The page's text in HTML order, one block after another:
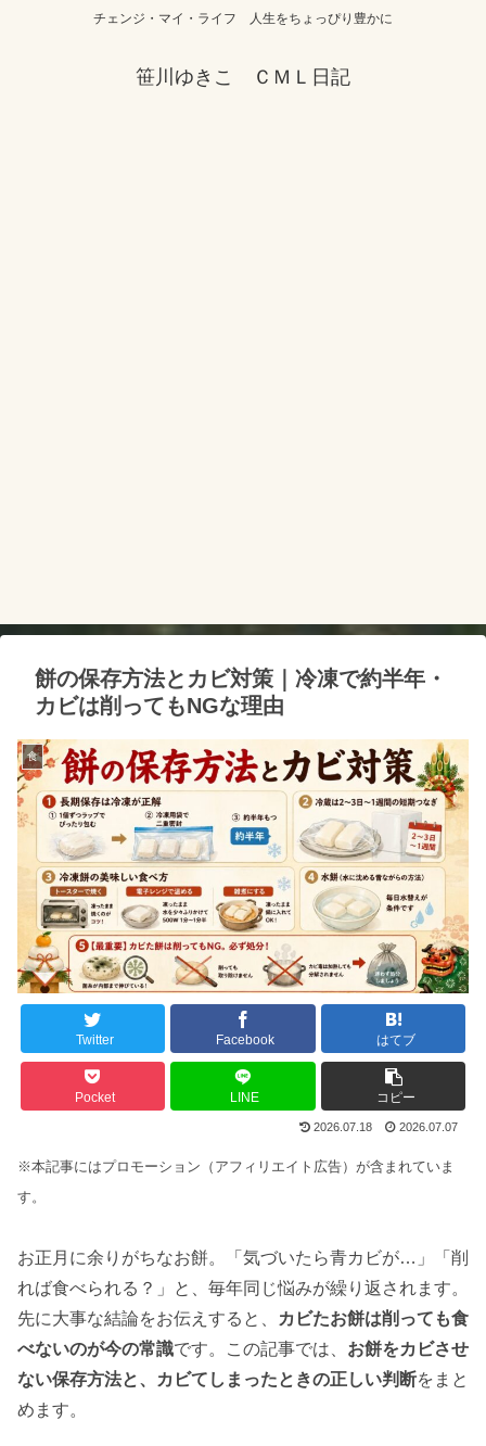
チェンジ・マイ・ライフ 人生をちょっぴり豊かに
笹川ゆきこ ＣＭＬ日記
餅の保存方法とカビ対策｜冷凍で約半年・
カビは削ってもNGな理由
食
Twitter Facebook はてブ
Pocket LINE コピー
2026.07.18 2026.07.07
※本記事にはプロモーション（アフィリエイト広告）が含まれていま
す。
お正月に余りがちなお餅。「気づいたら青カビが…」「削
れば食べられる？」と、毎年同じ悩みが繰り返されます。
先に大事な結論をお伝えすると、
カビたお餅は削っても食
べないのが今の常識です。この記事では、 お餅をカビさせ
ない保存方法と、カビてしまったときの正しい判断をまと
めます。